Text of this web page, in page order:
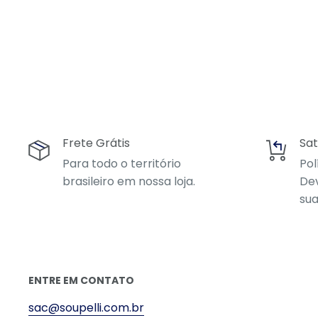
Frete Grátis
Para todo o território
brasileiro em nossa loja.
ENTRE EM CONTATO
sac@soupelli.com.br